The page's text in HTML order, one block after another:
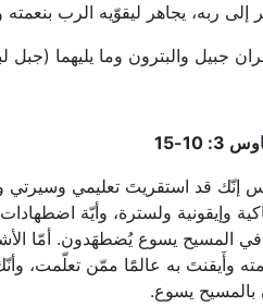
إلى ربه، يجاهر ليقوّيه الرب
جبيل والبترون وما يليهما (جبل
إنّك قد استقريتَ تعليمي
وإيقونية ولسترة، وأيّة
في المسيح يسوع يُضطهَدون. أمّا
وأَيقنتَ به عالمًَا ممّن تعلّمت،
بالمسيح يسوع.